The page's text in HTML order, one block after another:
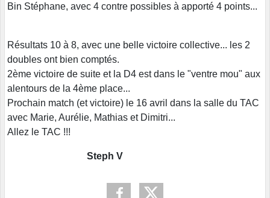
Bin Stéphane, avec 4 contre possibles à apporté 4 points...
Résultats 10 à 8, avec une belle victoire collective... les 2
doubles ont bien comptés.
2ème victoire de suite et la D4 est dans le "ventre mou" aux
alentours de la 4ème place...
Prochain match (et victoire) le 16 avril dans la salle du TAC
avec Marie, Aurélie, Mathias et Dimitri...
Allez le TAC !!!
Steph V